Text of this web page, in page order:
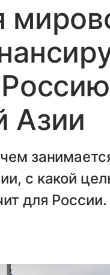
Азии
с какой
для России.